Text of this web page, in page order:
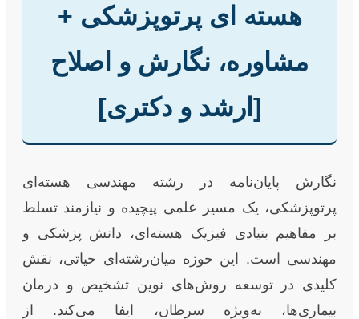
هسته ای پرتوپزشکی +
مشاوره، نگارش و اصلاح
[ارشد و دکتری]
نگارش پایان‌نامه در رشته مهندسی هسته‌ای
پرتوپزشکی، یک مسیر علمی پیچیده و نیازمند تسلط
بر مفاهیم بنیادی فیزیک هسته‌ای، دانش پزشکی و
مهندسی است. این حوزه میان‌رشته‌ای حیاتی، نقش
کلیدی در توسعه روش‌های نوین تشخیص و درمان
بیماری‌ها، به‌ویژه سرطان، ایفا می‌کند. از